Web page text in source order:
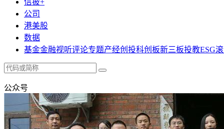
信披+
公司
港美股
数据
基金金融视听评论专题产经创投科创板新三板投教ESG
公众号